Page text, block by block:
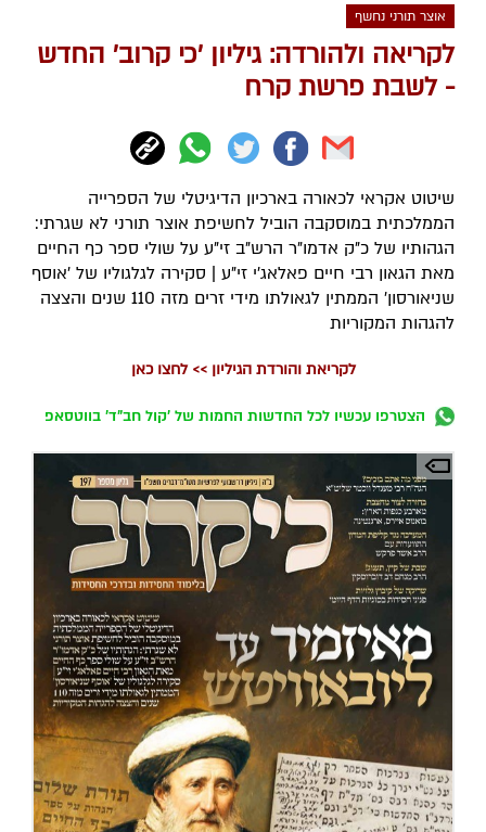
אוצר תורני נחשף
לקריאה ולהורדה: גיליון 'כי קרוב' החדש
- לשבת פרשת קרח
שיטוט אקראי לכאורה בארכיון הדיגיטלי של הספרייה
הממלכתית במוסקבה הוביל לחשיפת אוצר תורני לא שגרתי:
הגהותיו של כ"ק אדמו"ר הרש"ב זי"ע על שולי ספר כף החיים
מאת הגאון רבי חיים פאלאג'י זי"ע | סקירה לגלגוליו של 'אוסף
שניאורסון' הממתין לגאולתו מידי זרים מזה 110 שנים והצצה
להגהות המקוריות
לקריאת והורדת הגיליון >> לחצו כאן
הצטרפו עכשיו לכל החדשות החמות של 'קול חב"ד' בווטסאפ